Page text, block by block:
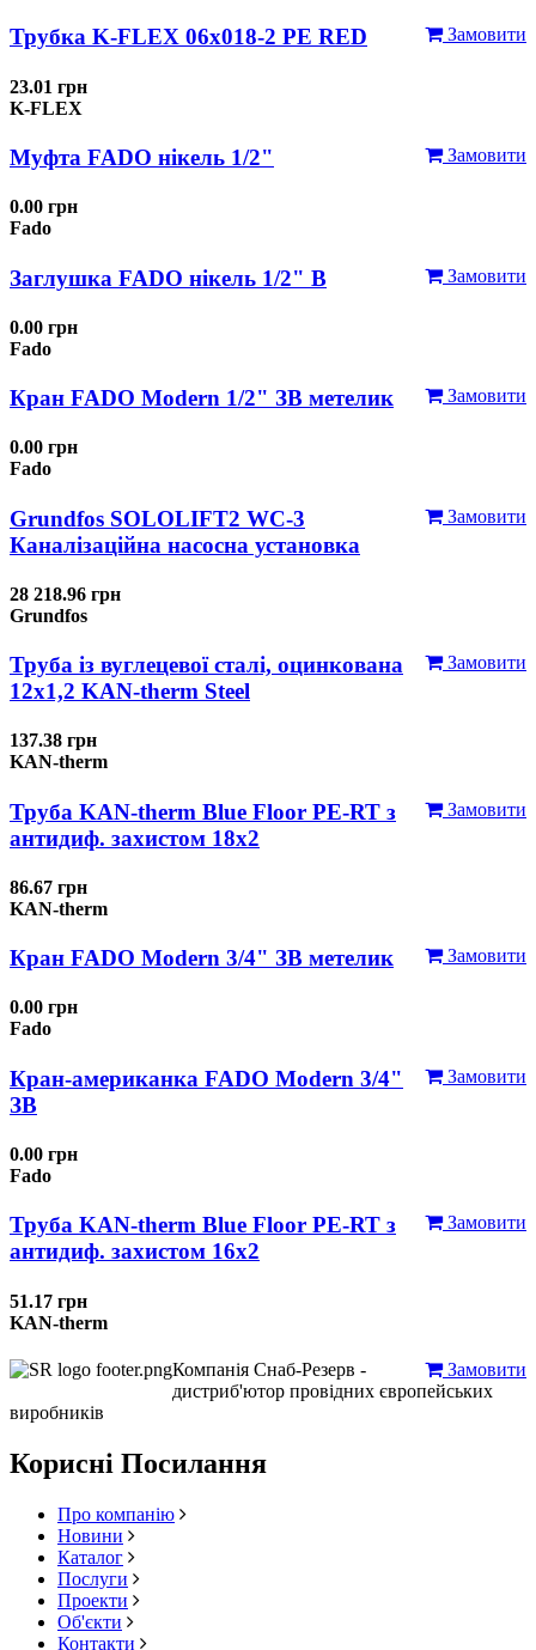
Замовити
Трубка K-FLEX 06x018-2 РЕ RED
23.01 грн
K-FLEX
Замовити
Муфта FADO нікель 1/2"
0.00 грн
Fado
Замовити
Заглушка FADO нікель 1/2" В
0.00 грн
Fado
Замовити
Кран FADO Modern 1/2" ЗВ метелик
0.00 грн
Fado
Замовити
Grundfos SOLOLIFT2 WC-3
Каналізаційна насосна установка
28 218.96 грн
Grundfos
Замовити
Труба із вуглецевої сталі, оцинкована
12x1,2 KAN-therm Steel
137.38 грн
KAN-therm
Замовити
Труба KAN-therm Blue Floor PE-RT з
антидиф. захистом 18х2
86.67 грн
KAN-therm
Замовити
Кран FADO Modern 3/4" ЗВ метелик
0.00 грн
Fado
Замовити
Кран-американка FADO Modern 3/4"
ЗВ
0.00 грн
Fado
Замовити
Труба KAN-therm Blue Floor PE-RT з
антидиф. захистом 16х2
51.17 грн
KAN-therm
Замовити
Компанія Снаб-Резерв -
дистриб'ютор провідних європейських
виробників
Корисні Посилання
Про компанію
Новини
Каталог
Послуги
Проекти
Об'єкти
Контакти